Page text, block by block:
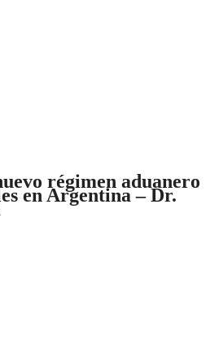
régimen aduanero
en Argentina – Dr.